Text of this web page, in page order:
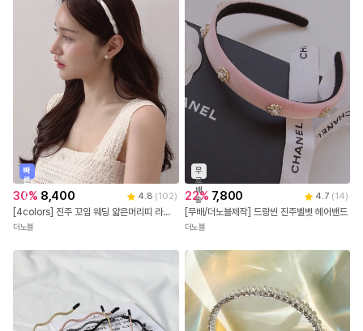
빠
른
출
발
30% 8,400 4.8 (102)
[4colors] 진주 꼬임 웨딩 얇은머리띠 라켄 펄 헤어밴드
더노블
무
료
배
송
22% 7,800 4.7 (14)
[무배/더노블제작] 드랑씬 진주벨벳 헤어밴드
더노블